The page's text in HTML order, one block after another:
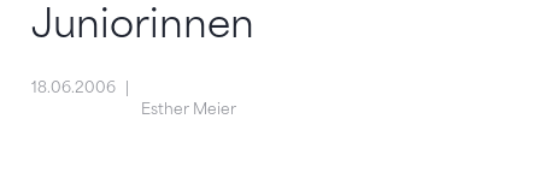
Juniorinnen
18.06.2006
Esther Meier